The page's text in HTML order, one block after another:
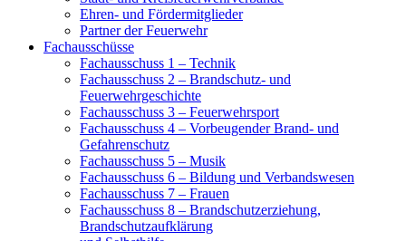
Ehren- und Fördermitglieder
Partner der Feuerwehr
Fachausschüsse
Fachausschuss 1 – Technik
Fachausschuss 2 – Brandschutz- und
Feuerwehrgeschichte
Fachausschuss 3 – Feuerwehrsport
Fachausschuss 4 – Vorbeugender Brand- und
Gefahrenschutz
Fachausschuss 5 – Musik
Fachausschuss 6 – Bildung und Verbandswesen
Fachausschuss 7 – Frauen
Fachausschuss 8 – Brandschutzerziehung,
Brandschutzaufklärung